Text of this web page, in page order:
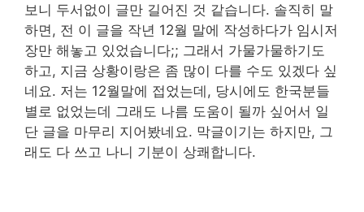
보니 두서없이 글만 길어진 것 같습니다. 솔직히 말
하면, 전 이 글을 작년 12월 말에 작성하다가 임시저
장만 해놓고 있었습니다;; 그래서 가물가물하기도
하고, 지금 상황이랑은 좀 많이 다를 수도 있겠다 싶
네요. 저는 12월말에 접었는데, 당시에도 한국분들
별로 없었는데 그래도 나름 도움이 될까 싶어서 일
단 글을 마무리 지어봤네요. 막글이기는 하지만, 그
래도 다 쓰고 나니 기분이 상쾌합니다.